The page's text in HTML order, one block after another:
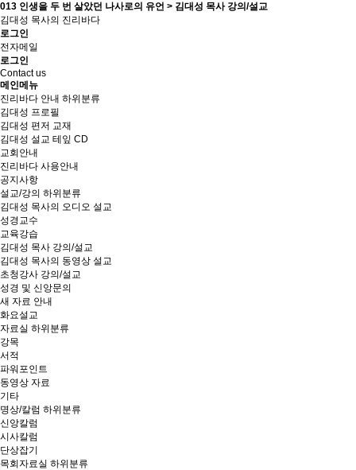
013 인생을 두 번 살았던 나사로의 유언 > 김대성 목사 강의/설교
김대성 목사의 진리바다
로그인
전자메일
로그인
Contact us
메인메뉴
진리바다 안내 하위분류
김대성 프로필
김대성 편저 교재
김대성 설교 테잎 CD
교회안내
진리바다 사용안내
공지사항
설교/강의 하위분류
김대성 목사의 오디오 설교
성경교수
교육강습
김대성 목사 강의/설교
김대성 목사의 동영상 설교
초청강사 강의/설교
성경 및 신앙문의
새 자료 안내
화요설교
자료실 하위분류
강목
서적
파워포인트
동영상 자료
기타
명상/칼럼 하위분류
신앙칼럼
시사칼럼
단상잡기
목회자료실 하위분류